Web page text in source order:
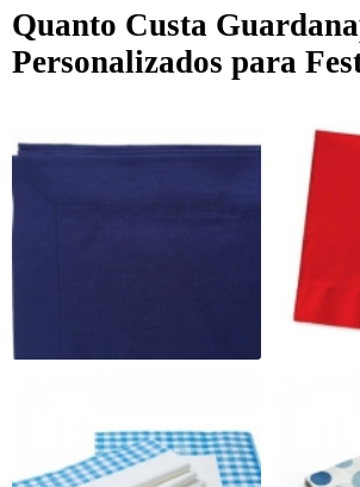
Quanto Custa
Personalizados para